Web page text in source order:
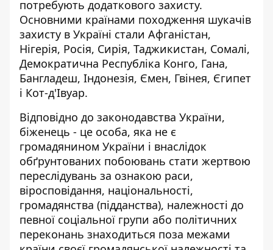
потребують додаткового захисту.
Основними країнами походження шукачів
захисту в Україні стали Афганістан,
Нігерія, Росія, Сирія, Таджикистан, Сомалі,
Демократична Республіка Конго, Гана,
Бангладеш, Індонезія, Ємен, Гвінея, Єгипет
і Кот-д'Івуар.
Відповідно до законодавства України,
біженець - це особа, яка не є
громадянином України і внаслідок
обґрунтованих побоювань стати жертвою
переслідувань за ознакою раси,
віросповідання, національності,
громадянства (підданства), належності до
певної соціальної групи або політичних
переконань знаходиться поза межами